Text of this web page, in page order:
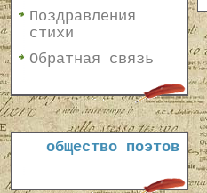
Поздравления
стихи
Обратная связь
общество поэтов